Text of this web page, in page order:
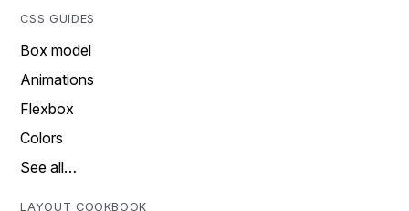
CSS GUIDES
Box model
Animations
Flexbox
Colors
See all…
LAYOUT COOKBOOK